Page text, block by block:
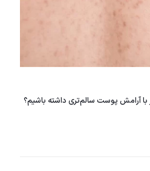
آرامش پوست سالم‌تری داشته باشیم؟